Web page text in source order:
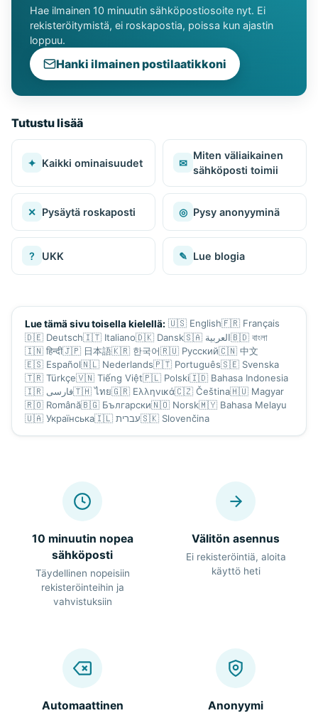
Hae ilmainen 10 minuutin sähköpostiosoite nyt. Ei
rekisteröitymistä, ei roskapostia, poissa kun ajastin
loppuu.
Hanki ilmainen postilaatikkoni
Tutustu lisää
✦ Kaikki ominaisuudet ✉
Miten väliaikainen
sähköposti toimii
✕ Pysäytä roskaposti ◎ Pysy anonyyminä
? UKK ✎ Lue blogia
Lue tämä sivu toisella kielellä: 🇺🇸 English🇫🇷 Français
🇩🇪 Deutsch🇮🇹 Italiano🇩🇰 Dansk🇸🇦 العربية🇧🇩 বাংলা
🇮🇳 हिन्दी🇯🇵 日本語🇰🇷 한국어🇷🇺 Русский🇨🇳 中文
🇪🇸 Español🇳🇱 Nederlands🇵🇹 Português🇸🇪 Svenska
🇹🇷 Türkçe🇻🇳 Tiếng Việt🇵🇱 Polski🇮🇩 Bahasa Indonesia
🇮🇷 فارسی🇹🇭ไทย🇬🇷 Ελληνικά🇨🇿 Čeština🇭🇺 Magyar
🇷🇴 Română🇧🇬 Български🇳🇴 Norsk🇲🇾 Bahasa Melayu
🇺🇦 Українська🇮🇱 עברית🇸🇰 Slovenčina
10 minuutin nopea
sähköposti
Täydellinen nopeisiin
rekisteröinteihin ja
vahvistuksiin
Välitön asennus
Ei rekisteröintiä, aloita
käyttö heti
Automaattinen
Anonyymi